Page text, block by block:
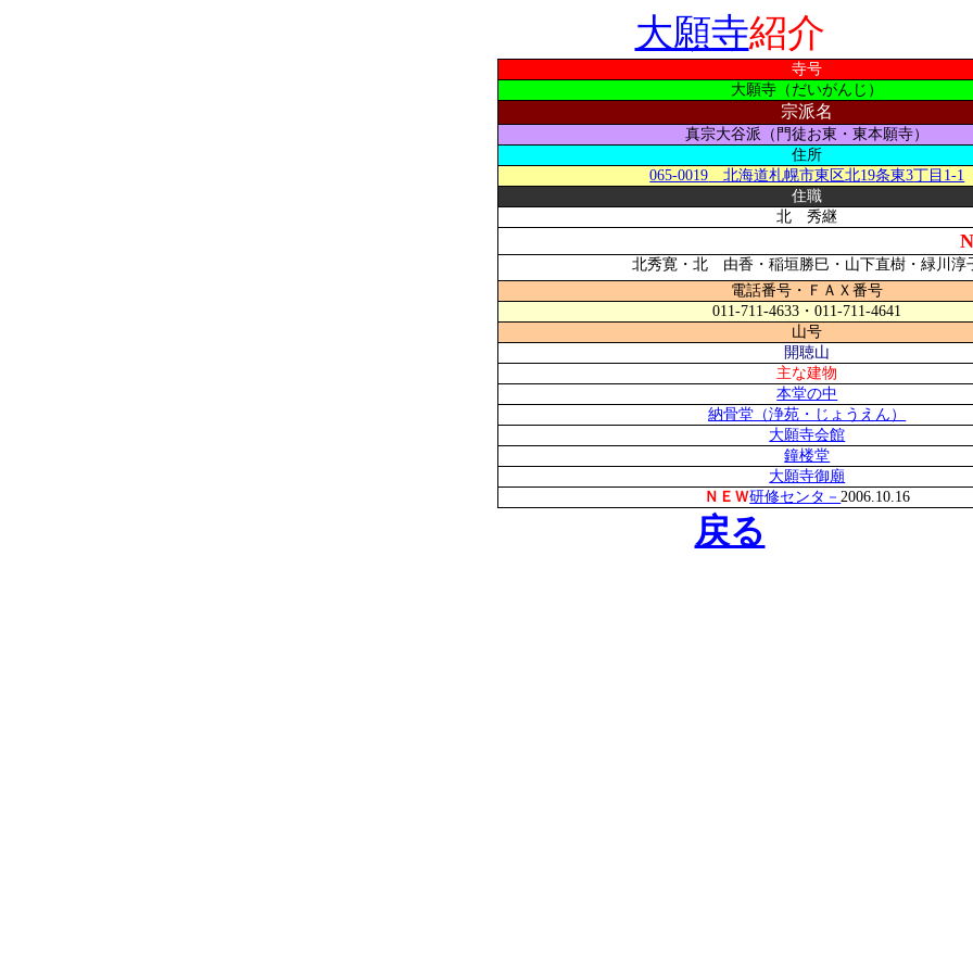
大願寺紹介
寺号
大願寺（だいがんじ）
宗派名
真宗大谷派（門徒お東・東本願寺）
住所
065-0019 北海道札幌市東区北19条東3丁目1-1
住職
北 秀継
北秀寛・北 由香・稲垣勝巳・山下直樹・緑川淳
電話番号・ＦＡＸ番号
011-711-4633 ・011-711-4641
山号
開聴山
主な建物
本堂の中
納骨堂（浄苑・じょうえん）
大願寺会館
鐘楼堂
大願寺御廟
ＮＥＷ研修センタ－2006.10.16
戻る